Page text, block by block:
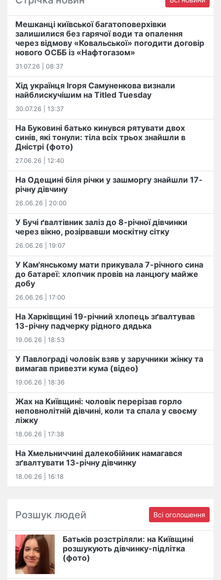
Мешканці київської багатоповерхівки
залишилися без гарячої води та опалення
через відмову «Ковальської» погодити договір
нового ОСББ із «Нафтогазом»
31.07.26 | 08:37
Хід українця Ігоря Самуненкова визнали
найблискучішим на Titled Tuesday
30.07.26 | 13:37
На Буковині батько кинувся рятувати двох
синів, які тонули: тіла всіх трьох знайшли в
Дністрі (фото)
27.06.26 | 12:40
На Одещині біля річки у зашморгу знайшли 17-
річну дівчину
26.06.26 | 20:00
У Бучі ґвалтівник заліз до 8-річної дівчинки
через вікно, розірвавши москітну сітку
26.06.26 | 19:07
У Кам'янському мати прикувала 7-річного сина
до батареї: хлопчик провів на ланцюгу майже
добу
26.06.26 | 17:00
На Харківщині 19-річний хлопець​ ️зґвалтував
13-річну падчерку рідного дядька
19.06.26 | 18:53
У Павлограді чоловік взяв у заручники жінку та
вимагав привезти кума (відео)
19.06.26 | 18:36
Жах на Київщині: чоловік перерізав горло
неповнолітній дівчині, коли та спала у своєму
ліжку
18.06.26 | 17:38
На Хмельниччині далекобійник намагався
зґвалтувати 13-річну дівчинку
18.06.26 | 16:18
Розшук людей Всі оголошення
Батьків розстріляли: на Київщині
розшукують дівчинку-підлітка
(фото)